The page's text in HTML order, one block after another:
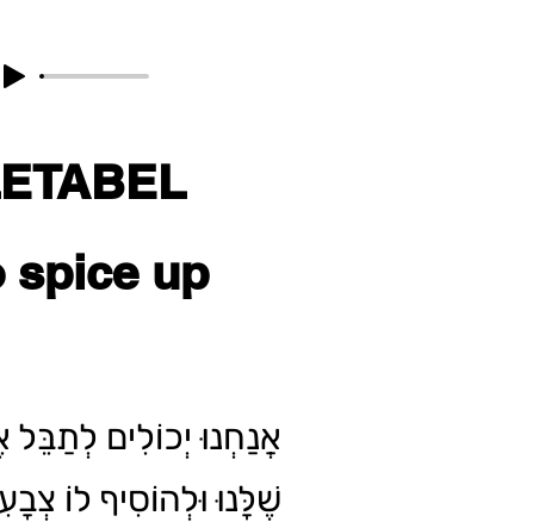
spice up
אֲנַחְנוּ יְכוֹלִים
שֶׁלָּנוּ וּלְהוֹסִיף לוֹ